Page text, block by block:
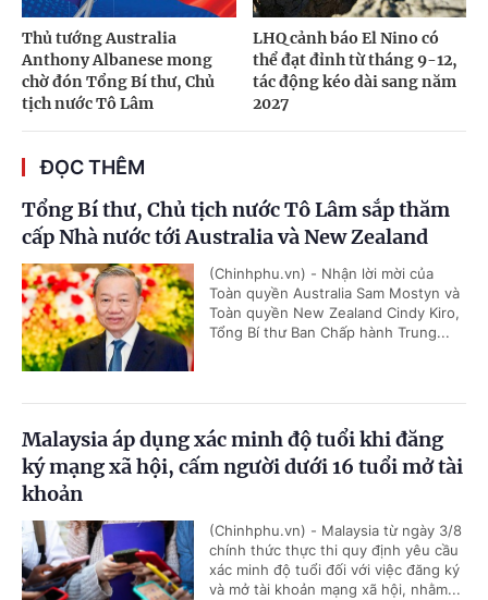
Thủ tướng Australia
Anthony Albanese mong
chờ đón Tổng Bí thư, Chủ
tịch nước Tô Lâm
LHQ cảnh báo El Nino có
thể đạt đỉnh từ tháng 9-12,
tác động kéo dài sang năm
2027
ĐỌC THÊM
Tổng Bí thư, Chủ tịch nước Tô Lâm sắp thăm
cấp Nhà nước tới Australia và New Zealand
(Chinhphu.vn) - Nhận lời mời của
Toàn quyền Australia Sam Mostyn và
Toàn quyền New Zealand Cindy Kiro,
Tổng Bí thư Ban Chấp hành Trung...
Malaysia áp dụng xác minh độ tuổi khi đăng
ký mạng xã hội, cấm người dưới 16 tuổi mở tài
khoản
(Chinhphu.vn) - Malaysia từ ngày 3/8
chính thức thực thi quy định yêu cầu
xác minh độ tuổi đối với việc đăng ký
và mở tài khoản mạng xã hội, nhằm...